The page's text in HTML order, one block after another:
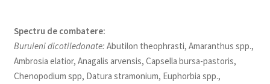
Spectru de combatere:
Buruieni dicotiledonate: Abutilon theophrasti, Amaranthus spp.,
Ambrosia elatior, Anagalis arvensis, Capsella bursa-pastoris,
Chenopodium spp, Datura stramonium, Euphorbia spp.,